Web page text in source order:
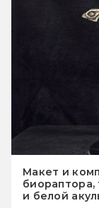
Макет и
и белой